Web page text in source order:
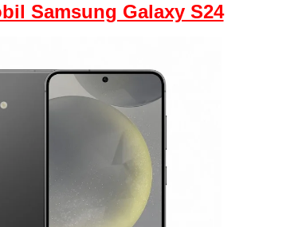
Samsung Galaxy S24